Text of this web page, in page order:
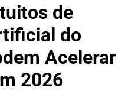
de
do
Acelerar
2026